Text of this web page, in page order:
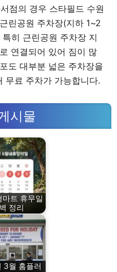
점의 경우 스타필드 수원
린공원 주차장(지하 1~2
히 근린공원 주차장 지
연결되어 있어 짐이 많
도 대부분 넓은 주차장을
무료 주차가 가능합니다.
시물
트 휴무일
정리
3월 홈플러